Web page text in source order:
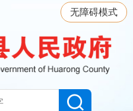
无障碍模式